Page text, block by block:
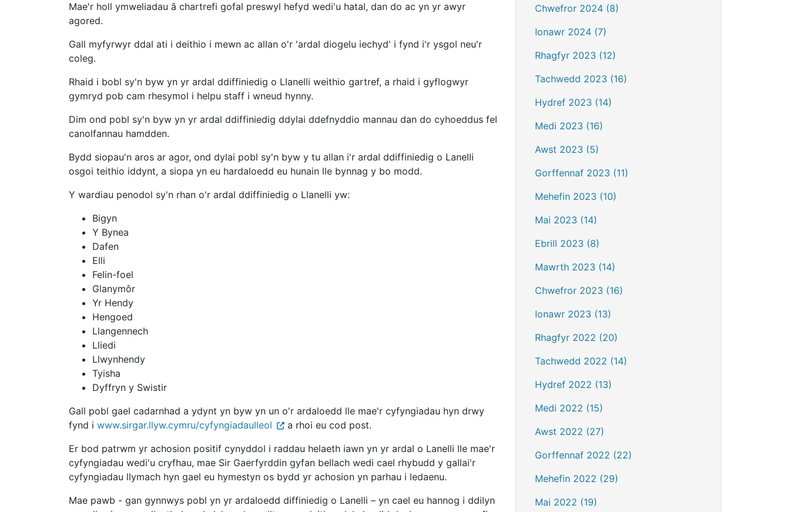
Mae'r holl ymweliadau â chartrefi gofal preswyl hefyd wedi'u hatal, dan do ac yn yr awyr
agored.
Gall myfyrwyr ddal ati i deithio i mewn ac allan o'r 'ardal diogelu iechyd' i fynd i'r ysgol neu'r
coleg.
Rhaid i bobl sy'n byw yn yr ardal ddiffiniedig o Llanelli weithio gartref, a rhaid i gyflogwyr
gymryd pob cam rhesymol i helpu staff i wneud hynny.
Dim ond pobl sy'n byw yn yr ardal ddiffiniedig ddylai ddefnyddio mannau dan do cyhoeddus fel
canolfannau hamdden.
Bydd siopau'n aros ar agor, ond dylai pobl sy'n byw y tu allan i'r ardal ddiffiniedig o Lanelli
osgoi teithio iddynt, a siopa yn eu hardaloedd eu hunain lle bynnag y bo modd.
Y wardiau penodol sy'n rhan o'r ardal ddiffiniedig o Llanelli yw:
Bigyn
Y Bynea
Dafen
Elli
Felin-foel
Glanymôr
Yr Hendy
Hengoed
Llangennech
Lliedi
Llwynhendy
Tyisha
Dyffryn y Swistir
Gall pobl gael cadarnhad a ydynt yn byw yn un o'r ardaloedd lle mae'r cyfyngiadau hyn drwy
fynd i www.sirgar.llyw.cymru/cyfyngiadaulleol
a rhoi eu cod post.
Er bod patrwm yr achosion positif cynyddol i raddau helaeth iawn yn yr ardal o Lanelli lle mae'r
cyfyngiadau wedi'u cryfhau, mae Sir Gaerfyrddin gyfan bellach wedi cael rhybudd y gallai'r
cyfyngiadau llymach hyn gael eu hymestyn os bydd yr achosion yn parhau i ledaenu.
Mae pawb - gan gynnwys pobl yn yr ardaloedd diffiniedig o Lanelli – yn cael eu hannog i ddilyn
Chwefror 2024 (8)
Ionawr 2024 (7)
Rhagfyr 2023 (12)
Tachwedd 2023 (16)
Hydref 2023 (14)
Medi 2023 (16)
Awst 2023 (5)
Gorffennaf 2023 (11)
Mehefin 2023 (10)
Mai 2023 (14)
Ebrill 2023 (8)
Mawrth 2023 (14)
Chwefror 2023 (16)
Ionawr 2023 (13)
Rhagfyr 2022 (20)
Tachwedd 2022 (14)
Hydref 2022 (13)
Medi 2022 (15)
Awst 2022 (27)
Gorffennaf 2022 (22)
Mehefin 2022 (29)
Mai 2022 (19)